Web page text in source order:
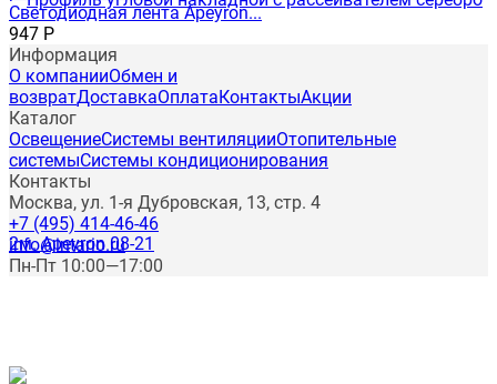
Светодиодная лента Apeyron...
947 Р
Информация
О компанииОбмен и
возвратДоставкаОплатаКонтактыАкции
Каталог
ОсвещениеСистемы вентиляцииОтопительные
системыСистемы кондиционирования
Контакты
Москва, ул. 1-я Дубровская, 13, стр. 4
+7 (495) 414-46-46
info@intario.ru
Пн-Пт 10:00—17:00